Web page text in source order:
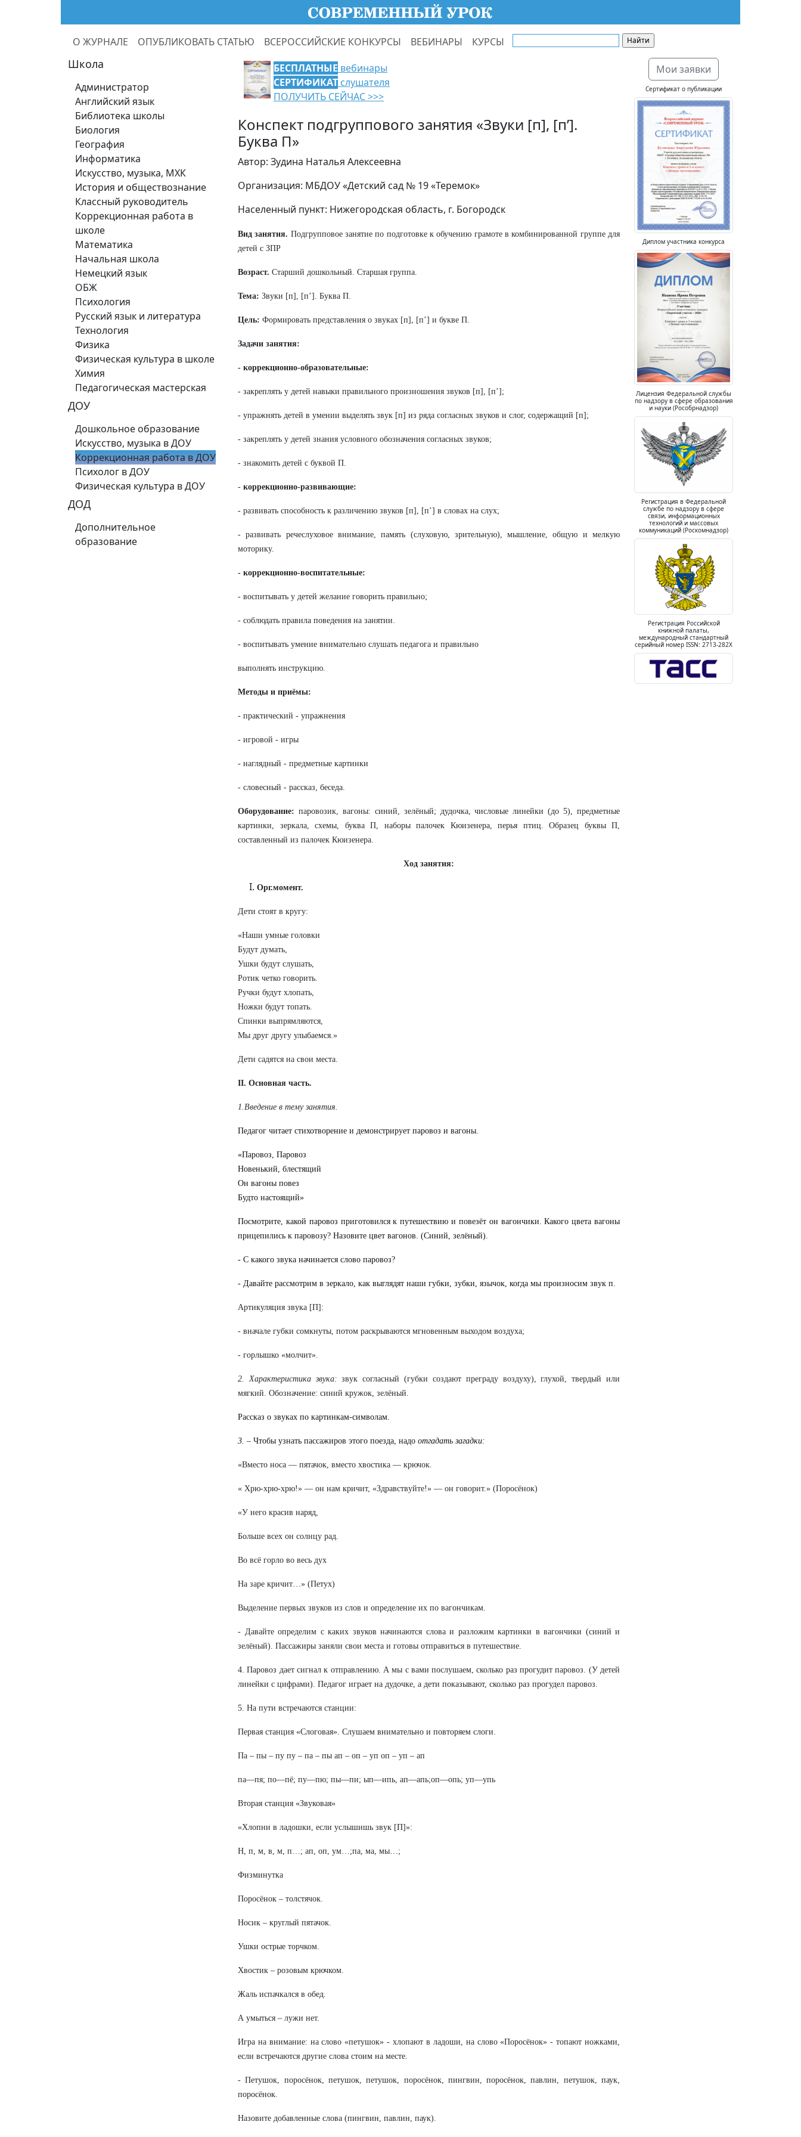
О ЖУРНАЛЕ ОПУБЛИКОВАТЬ СТАТЬЮ ВСЕРОССИЙСКИЕ КОНКУРСЫ ВЕБИНАРЫ КУРСЫ
Школа
Администратор
Английский язык
Библиотека школы
Биология
География
Информатика
Искусство, музыка, МХК
История и обществознание
Классный руководитель
Коррекционная работа в
школе
Математика
Начальная школа
Немецкий язык
ОБЖ
Психология
Русский язык и литература
Технология
Физика
Физическая культура в школе
Химия
Педагогическая мастерская
ДОУ
Дошкольное образование
Искусство, музыка в ДОУ
Коррекционная работа в ДОУ
Психолог в ДОУ
Физическая культура в ДОУ
ДОД
Дополнительное
образование
БЕСПЛАТНЫЕ вебинары
СЕРТИФИКАТ слушателя
ПОЛУЧИТЬ СЕЙЧАС >>>
Конспект подгруппового занятия «Звуки [п], [п’].
Буква П»
Автор: Зудина Наталья Алексеевна
Организация: МБДОУ «Детский сад № 19 «Теремок»
Населенный пункт: Нижегородская область, г. Богородск
Вид занятия. Подгрупповое занятие по подготовке к обучению грамоте в комбинированной группе для
детей с ЗПР
Возраст. Старший дошкольный. Старшая группа.
Тема: Звуки [п], [п’]. Буква П.
Цель: Формировать представления о звуках [п], [п’] и букве П.
Задачи занятия:
- коррекционно-образовательные:
- закреплять у детей навыки правильного произношения звуков [п], [п’];
- упражнять детей в умении выделять звук [п] из ряда согласных звуков и слог, содержащий [п];
- закреплять у детей знания условного обозначения согласных звуков;
- знакомить детей с буквой П.
- коррекционно-развивающие:
- развивать способность к различению звуков [п], [п’] в словах на слух;
- развивать речеслуховое внимание, память (слуховую, зрительную), мышление, общую и мелкую
моторику.
- коррекционно-воспитательные:
- воспитывать у детей желание говорить правильно;
- соблюдать правила поведения на занятии.
- воспитывать умение внимательно слушать педагога и правильно
выполнять инструкцию.
Методы и приёмы:
- практический - упражнения
- игровой - игры
- наглядный - предметные картинки
- словесный - рассказ, беседа.
Оборудование: паровозик, вагоны: синий, зелёный; дудочка, числовые линейки (до 5), предметные
картинки, зеркала, схемы, буква П, наборы палочек Кюизенера, перья птиц. Образец буквы П,
составленный из палочек Кюизенера.
Ход занятия:
Орг.момент.
Дети стоят в кругу:
«Наши умные головки
Будут думать,
Ушки будут слушать,
Ротик четко говорить.
Ручки будут хлопать,
Ножки будут топать.
Спинки выпрямляются,
Мы друг другу улыбаемся.»
Дети садятся на свои места.
II. Основная часть.
1.Введение в тему занятия.
Педагог читает стихотворение и демонстрирует паровоз и вагоны.
«Паровоз, Паровоз
Новенький, блестящий
Он вагоны повез
Будто настоящий»
Посмотрите, какой паровоз приготовился к путешествию и повезёт он вагончики. Какого цвета вагоны
прицепились к паровозу? Назовите цвет вагонов. (Синий, зелёный).
- С какого звука начинается слово паровоз?
- Давайте рассмотрим в зеркало, как выглядят наши губки, зубки, язычок, когда мы произносим звук п.
Артикуляция звука [П]:
- вначале губки сомкнуты, потом раскрываются мгновенным выходом воздуха;
- горлышко «молчит».
2. Характеристика звука: звук согласный (губки создают преграду воздуху), глухой, твердый или
мягкий. Обозначение: синий кружок, зелёный.
Рассказ о звуках по картинкам-символам.
3. – Чтобы узнать пассажиров этого поезда, надо отгадать загадки:
«Вместо носа — пятачок, вместо хвостика — крючок.
« Хрю-хрю-хрю!» — он нам кричит, «Здравствуйте!» — он говорит.» (Поросёнок)
«У него красив наряд,
Больше всех он солнцу рад.
Во всё горло во весь дух
На заре кричит…» (Петух)
Выделение первых звуков из слов и определение их по вагончикам.
- Давайте определим с каких звуков начинаются слова и разложим картинки в вагончики (синий и
зелёный). Пассажиры заняли свои места и готовы отправиться в путешествие.
4. Паровоз дает сигнал к отправлению. А мы с вами послушаем, сколько раз прогудит паровоз. (У детей
линейки с цифрами). Педагог играет на дудочке, а дети показывают, сколько раз прогудел паровоз.
5. На пути встречаются станции:
Первая станция «Слоговая». Слушаем внимательно и повторяем слоги.
Па – пы – пу пу – па – пы ап – оп – уп оп – уп – ап
па—пя; по—пё; пу—пю; пы—пи; ып—ипь, aп—апь;oп—опь; уп—упь
Вторая станция «Звуковая»
«Хлопни в ладошки, если услышишь звук [П]»:
Н, п, м, в, м, п…; aп, оп, ум…;па, ма, мы…;
Физминутка
Поросёнок – толстячок.
Носик – круглый пятачок.
Ушки острые торчком.
Хвостик – розовым крючком.
Жаль испачкался в обед.
А умыться – лужи нет.
Игра на внимание: на слово «петушок» - хлопают в ладоши, на слово «Поросёнок» - топают ножками,
если встречаются другие слова стоим на месте.
- Петушок, поросёнок, петушок, петушок, поросёнок, пингвин, поросёнок, павлин, петушок, паук,
поросёнок.
Назовите добавленные слова (пингвин, павлин, паук).
Мои заявки
Сертификат о публикации
Диплом участника конкурса
Лицензия Федеральной службы
по надзору в сфере образования
и науки (Рособрнадзор)
Регистрация в Федеральной
службе по надзору в сфере
связи, информационных
технологий и массовых
коммуникаций (Роскомнадзор)
Регистрация Российской
книжной палаты,
международный стандартный
серийный номер ISSN: 2713-282X